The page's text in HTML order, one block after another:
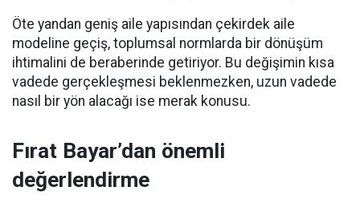
Öte yandan geniş aile yapısından çekirdek aile
modeline geçiş, toplumsal normlarda bir dönüşüm
ihtimalini de beraberinde getiriyor. Bu değişimin kısa
vadede gerçekleşmesi beklenmezken, uzun vadede
nasıl bir yön alacağı ise merak konusu.
Fırat Bayar’dan önemli
değerlendirme